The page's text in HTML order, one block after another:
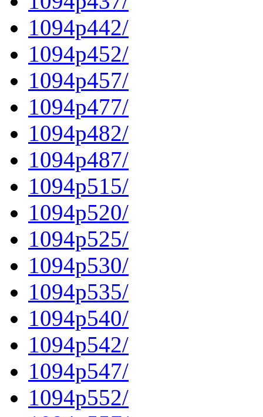
1094p442/
1094p452/
1094p457/
1094p477/
1094p482/
1094p487/
1094p515/
1094p520/
1094p525/
1094p530/
1094p535/
1094p540/
1094p542/
1094p547/
1094p552/